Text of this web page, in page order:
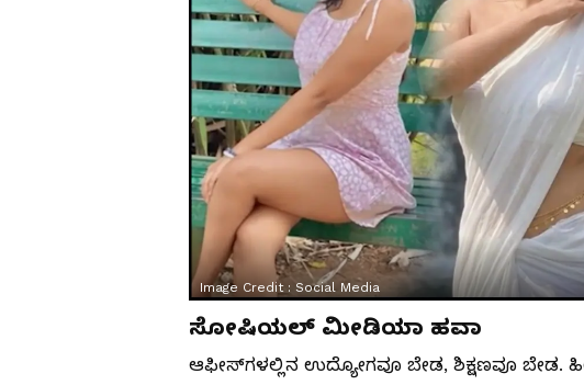
Image Credit : Social Media
ಸೋಷಿಯಲ್ ಮೀಡಿಯಾ ಹವಾ
ಆಫೀಸ್​ಗಳಲ್ಲಿನ ಉದ್ಯೋಗವೂ ಬೇಡ, ಶಿಕ್ಷಣವೂ ಬೇಡ.